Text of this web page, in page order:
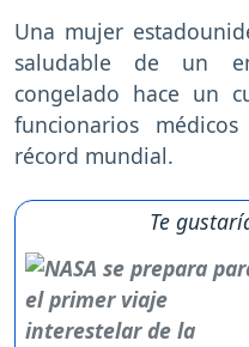
Una mujer
saludable de un
congelado hace un
funcionarios
récord mundial.
Te